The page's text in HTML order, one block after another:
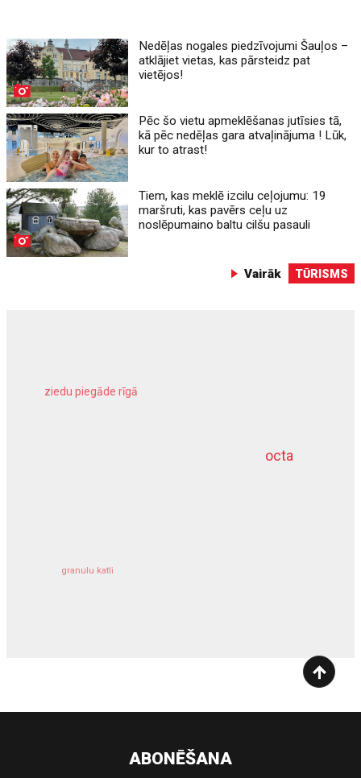
Nedēļas nogales piedzīvojumi Šauļos –
atklājiet vietas, kas pārsteidz pat
vietējos!
Pēc šo vietu apmeklēšanas jutīsies tā,
kā pēc nedēļas gara atvaļinājuma ! Lūk,
kur to atrast!
Tiem, kas meklē izcilu ceļojumu: 19
maršruti, kas pavērs ceļu uz
noslēpumaino baltu cilšu pasauli
Vairāk TŪRISMS
octa
ziedu piegāde rīgā
granulu katli
dziļurbums
ABONĒŠANA